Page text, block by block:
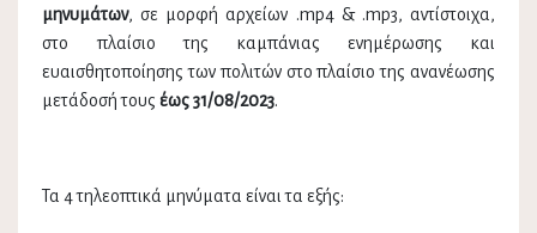
μηνυμάτων, σε μορφή αρχείων .mp4 & .mp3, αντίστοιχα,
στο πλαίσιο της καμπάνιας ενημέρωσης και
ευαισθητοποίησης των πολιτών στο πλαίσιο της ανανέωσης
μετάδοσή τους έως 31/08/2023.
Τα 4 τηλεοπτικά μηνύματα είναι τα εξής: